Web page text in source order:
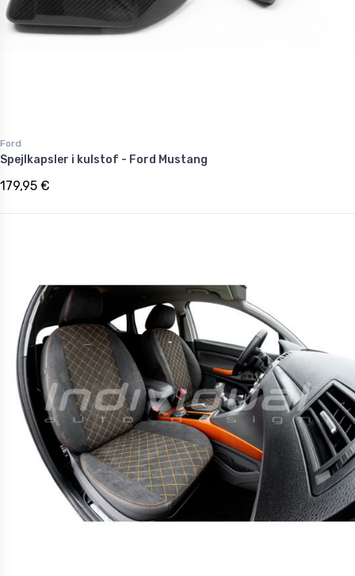
Ford
Spejlkapsler i kulstof - Ford Mustang
179,95 €